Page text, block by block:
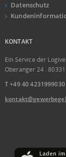
Datenschutz
KONTAKT
Ein Service der
Oberanger 24 .
T +49 40 4231999030